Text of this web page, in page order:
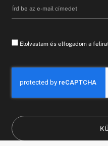
Elolvastam és elfogadom a